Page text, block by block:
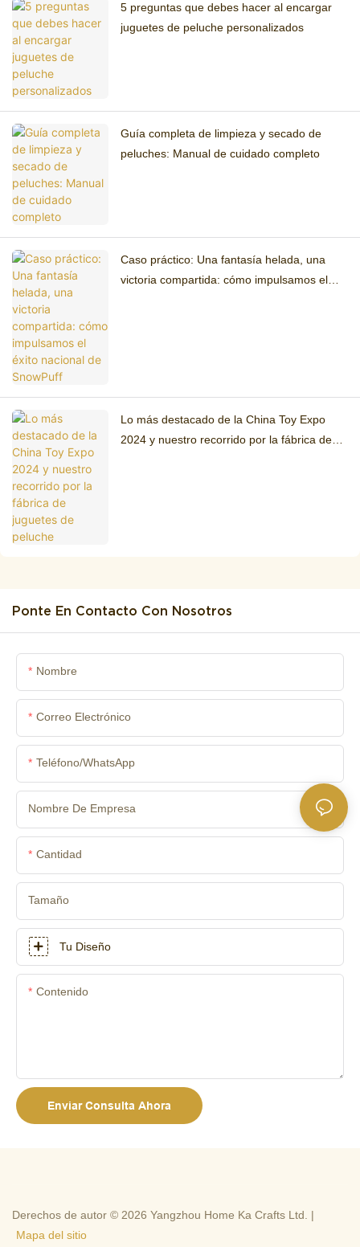
5 preguntas que debes hacer al encargar
juguetes de peluche personalizados
Guía completa de limpieza y secado de
peluches: Manual de cuidado completo
Caso práctico: Una fantasía helada, una
victoria compartida: cómo impulsamos el
Lo más destacado de la China Toy Expo
2024 y nuestro recorrido por la fábrica de
Ponte En Contacto Con Nosotros
Nombre
Correo Electrónico
Teléfono/WhatsApp
Nombre De Empresa
Cantidad
Tamaño
Tu Diseño
Contenido
Enviar Consulta Ahora
Derechos de autor © 2026 Yangzhou Home Ka Crafts Ltd. |
Mapa del sitio